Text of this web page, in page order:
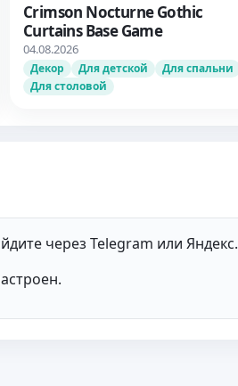
Crimson Nocturne Gothic
Curtains Base Game
04.08.2026
Декор Для детской
Для спальни
Для столовой
через Telegram или Яндекс.